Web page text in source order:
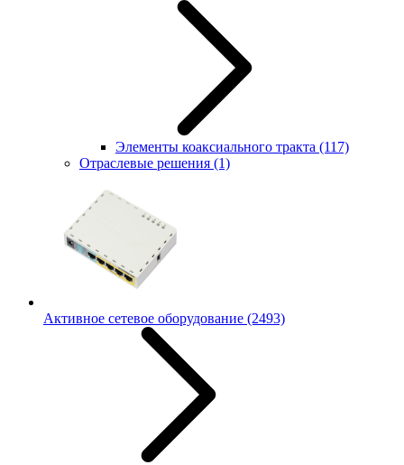
Элементы коаксиального тракта (117)
Отраслевые решения (1)
Активное сетевое оборудование (2493)